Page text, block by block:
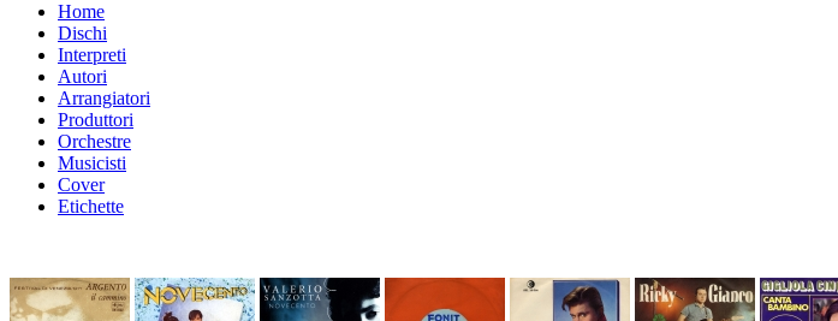
Home
Dischi
Interpreti
Autori
Arrangiatori
Produttori
Orchestre
Musicisti
Cover
Etichette